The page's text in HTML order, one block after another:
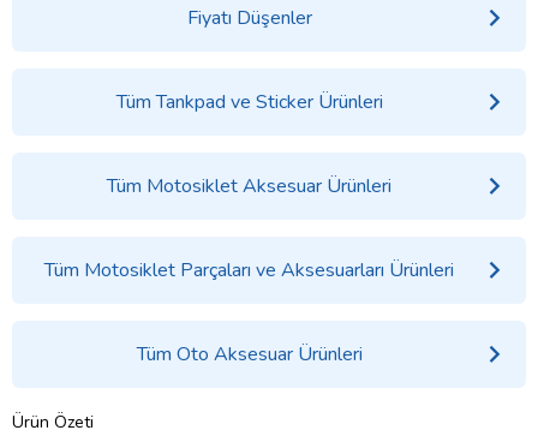
Fiyatı Düşenler
Tüm Tankpad ve Sticker Ürünleri
Tüm Motosiklet Aksesuar Ürünleri
Tüm Motosiklet Parçaları ve Aksesuarları Ürünleri
Tüm Oto Aksesuar Ürünleri
Ürün Özeti